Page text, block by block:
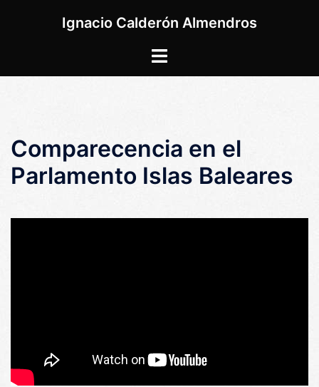
Ignacio Calderón Almendros
Alternar
Comparecencia en el
Parlamento Islas Baleares